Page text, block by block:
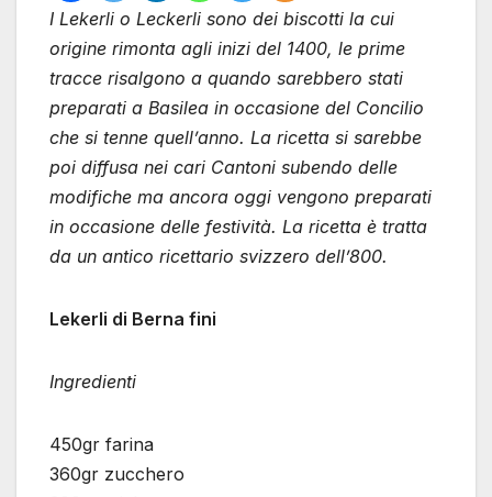
I Lekerli o Leckerli sono dei biscotti la cui
origine rimonta agli inizi del 1400, le prime
tracce risalgono a quando sarebbero stati
preparati a Basilea in occasione del Concilio
che si tenne quell’anno. La ricetta si sarebbe
poi diffusa nei cari Cantoni subendo delle
modifiche ma ancora oggi vengono preparati
in occasione delle festività. La ricetta è tratta
da un antico ricettario svizzero dell’800.
Lekerli di Berna fini
Ingredienti
450gr farina
360gr zucchero